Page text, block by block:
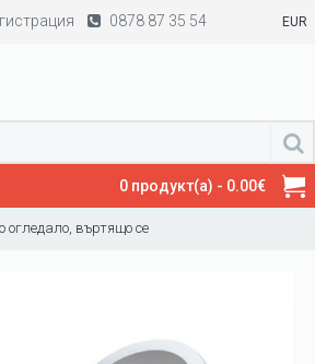
0878 87 35 54 EUR
0 продукт(а) - 0.00€
огледало, въртящо се